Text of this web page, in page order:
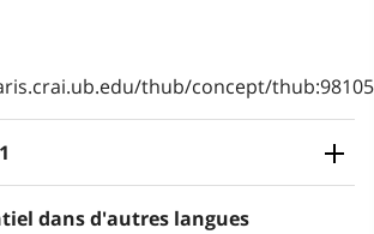
thub/concept/
dans d'autres langues